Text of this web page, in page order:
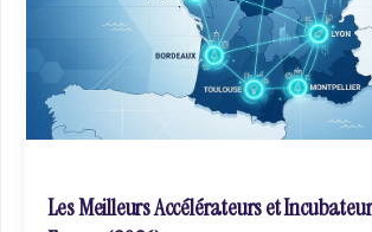
Les Meilleurs Accélérateurs et